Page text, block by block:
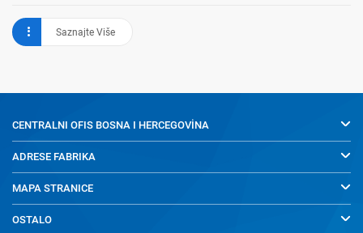
Saznajte Više
CENTRALNI OFIS BOSNA I HERCEGOVİNA
ADRESE FABRIKA
MAPA STRANICE
OSTALO